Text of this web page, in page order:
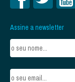
Assine a newsletter